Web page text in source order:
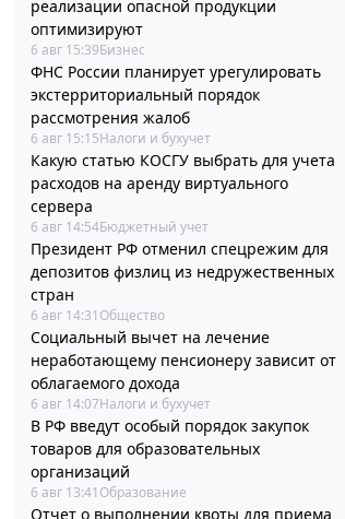
реализации опасной продукции
оптимизируют
6 авг 15:39Бизнес
ФНС России планирует урегулировать
экстерриториальный порядок
рассмотрения жалоб
6 авг 15:15Налоги и бухучет
Какую статью КОСГУ выбрать для учета
расходов на аренду виртуального
сервера
6 авг 14:54Бюджетный учет
Президент РФ отменил спецрежим для
депозитов физлиц из недружественных
стран
6 авг 14:31 Общество
Социальный вычет на лечение
неработающему пенсионеру зависит от
облагаемого дохода
6 авг 14:07Налоги и бухучет
В РФ введут особый порядок закупок
товаров для образовательных
организаций
6 авг 13:41 Образование
Отчет о выполнении квоты для приема